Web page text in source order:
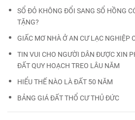
SỔ ĐỎ KHÔNG ĐỔI SANG SỔ HỒNG
TẶNG?
GIẤC MƠ NHÀ Ở AN CƯ LẠC NGHIỆP
TIN VUI CHO NGƯỜI DÂN ĐƯỢC XIN
ĐẤT QUY HOẠCH TREO LÂU NĂM
HIỂU THẾ NÀO LÀ ĐẤT 50 NĂM
BẢNG GIÁ ĐẤT THỔ CƯ THỦ ĐỨC